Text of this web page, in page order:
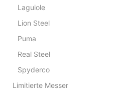
Laguiole
Lion Steel
Puma
Real Steel
Spyderco
Limitierte Messer